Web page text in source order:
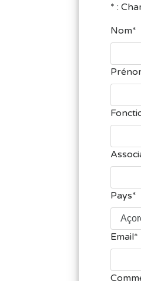
* :
Nom
Pays
Email